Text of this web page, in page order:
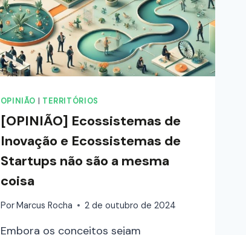
OPINIÃO TERRITÓRIOS
[OPINIÃO] Ecossistemas de
Inovação e Ecossistemas de
Startups não são a mesma
coisa
PorMarcus Rocha 2 de outubro de 2024
Embora os conceitos sejam